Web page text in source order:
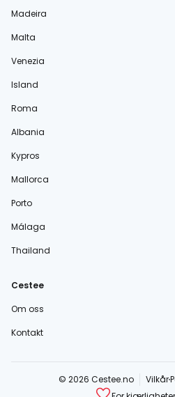
Madeira
Malta
Venezia
Island
Roma
Albania
Kypros
Mallorca
Porto
Málaga
Thailand
Cestee
Om oss
Kontakt
© 2026 Cestee.no Vilkår